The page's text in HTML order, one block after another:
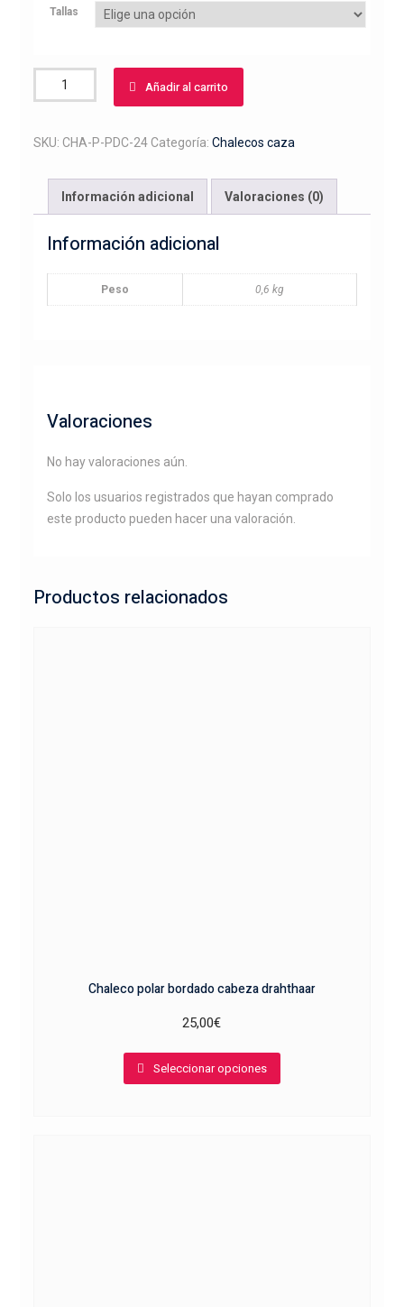
Tallas
Chaleco
polar
podenco
Añadir al carrito
SKU: CHA-P-PDC-24 Categoría: Chalecos caza
Información adicional Valoraciones (0)
Información adicional
Peso 0,6 kg
Valoraciones
No hay valoraciones aún.
Solo los usuarios registrados que hayan comprado
este producto pueden hacer una valoración.
Productos relacionados
Chaleco polar bordado cabeza drahthaar
25,00€
Seleccionar opciones
Este